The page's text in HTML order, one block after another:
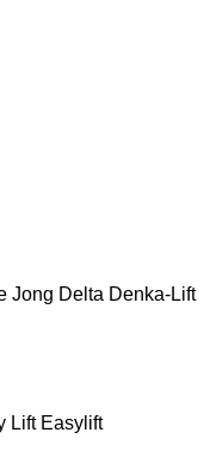
Jong Delta Denka-Lift
Lift Easylift